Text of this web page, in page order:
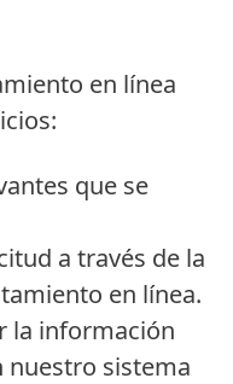
en línea
que se
a través de la
en línea.
la información
nuestro sistema